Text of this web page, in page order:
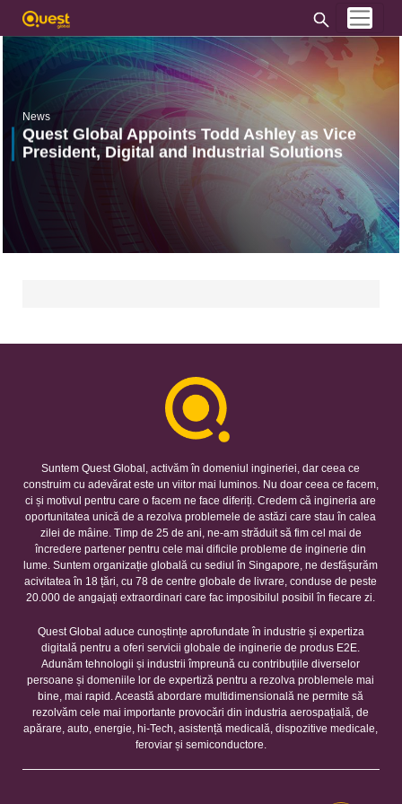
News
Quest Global Appoints Todd Ashley as Vice
President, Digital and Industrial Solutions
Suntem Quest Global, activăm în domeniul ingineriei, dar ceea ce
construim cu adevărat este un viitor mai luminos. Nu doar ceea ce facem,
ci și motivul pentru care o facem ne face diferiți. Credem că ingineria are
oportunitatea unică de a rezolva problemele de astăzi care stau în calea
zilei de mâine. Timp de 25 de ani, ne-am străduit să fim cel mai de
încredere partener pentru cele mai dificile probleme de inginerie din
lume. Suntem organizație globală cu sediul în Singapore, ne desfășurăm
acivitatea în 18 țări, cu 78 de centre globale de livrare, conduse de peste
20.000 de angajați extraordinari care fac imposibilul posibil în fiecare zi.
Quest Global aduce cunoștințe aprofundate în industrie și expertiza
digitală pentru a oferi servicii globale de inginerie de produs E2E.
Adunăm tehnologii și industrii împreună cu contribuțiile diverselor
persoane și domeniile lor de expertiză pentru a rezolva problemele mai
bine, mai rapid. Această abordare multidimensională ne permite să
rezolvăm cele mai importante provocări din industria aerospațială, de
apărare, auto, energie, hi-Tech, asistență medicală, dispozitive medicale,
feroviar și semiconductore.